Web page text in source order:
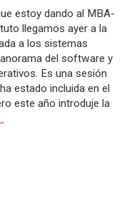
estoy dando al MBA-
llegamos ayer a la
a los sistemas
del software y
Es una sesión
estado incluida en el
este año introduje la